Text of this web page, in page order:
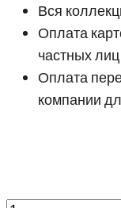
Вся
Оплата
частных лиц
Оплата
компании